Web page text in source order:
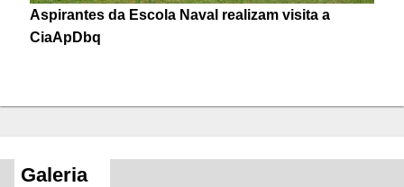
Aspirantes da Escola Naval realizam visita a
CiaApDbq
Galeria